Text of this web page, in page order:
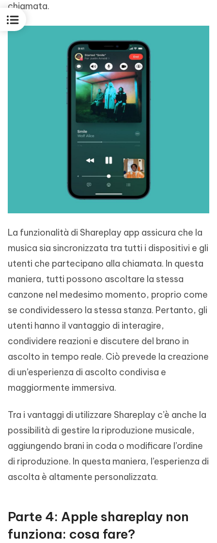
chiamata.
La funzionalità di Shareplay app assicura che la
musica sia sincronizzata tra tutti i dispositivi e gli
utenti che partecipano alla chiamata. In questa
maniera, tutti possono ascoltare la stessa
canzone nel medesimo momento, proprio come
se condividessero la stessa stanza. Pertanto, gli
utenti hanno il vantaggio di interagire,
condividere reazioni e discutere del brano in
ascolto in tempo reale. Ciò prevede la creazione
di un’esperienza di ascolto condivisa e
maggiormente immersiva.
Tra i vantaggi di utilizzare Shareplay c’è anche la
possibilità di gestire la riproduzione musicale,
aggiungendo brani in coda o modificare l’ordine
di riproduzione. In questa maniera, l’esperienza di
ascolta è altamente personalizzata.
Parte 4: Apple shareplay non
funziona: cosa fare?